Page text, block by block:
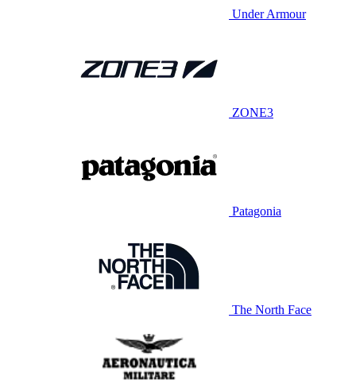
Under Armour
ZONE3
Patagonia
The North Face